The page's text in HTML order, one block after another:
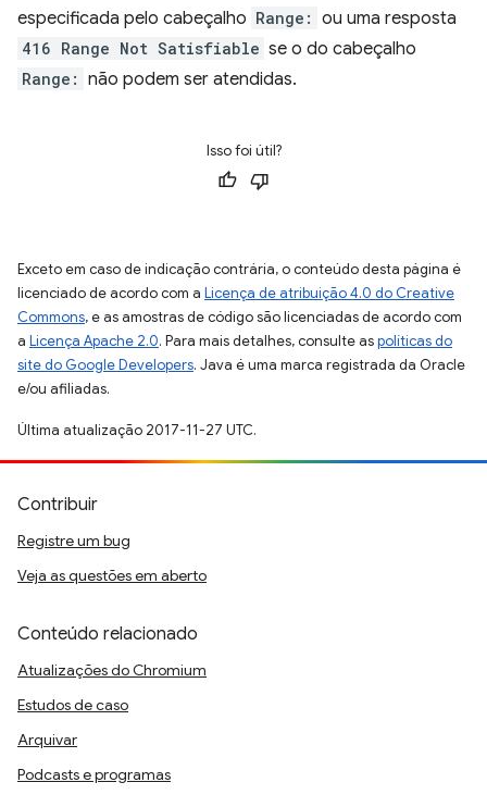
especificada pelo cabeçalho Range: ou uma resposta
416 Range Not Satisfiable se o do cabeçalho
Range: não podem ser atendidas.
Isso foi útil?
Exceto em caso de indicação contrária, o conteúdo desta página é
licenciado de acordo com a Licença de atribuição 4.0 do Creative
Commons, e as amostras de código são licenciadas de acordo com
a Licença Apache 2.0. Para mais detalhes, consulte aspolíticas do
site do Google Developers. Java é uma marca registrada da Oracle
e/ou afiliadas.
Última atualização 2017-11-27 UTC.
Contribuir
Registre um bug
Veja as questões em aberto
Conteúdo relacionado
Atualizações do Chromium
Estudos de caso
Arquivar
Podcasts e programas